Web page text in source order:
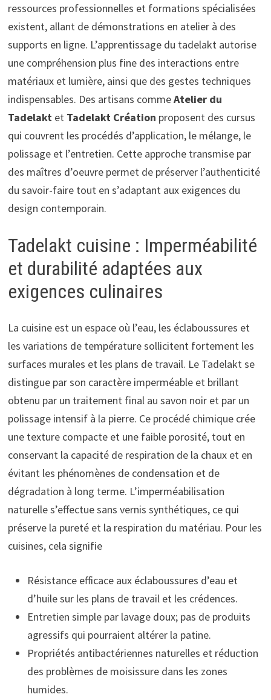
ressources professionnelles et formations spécialisées
existent, allant de démonstrations en atelier à des
supports en ligne. L’apprentissage du tadelakt autorise
une compréhension plus fine des interactions entre
matériaux et lumière, ainsi que des gestes techniques
indispensables. Des artisans commeAtelier du
Tadelaktet Tadelakt Création proposent des cursus
qui couvrent les procédés d’application, le mélange, le
polissage et l’entretien. Cette approche transmise par
des maîtres d’oeuvre permet de préserver l’authenticité
du savoir-faire tout en s’adaptant aux exigences du
design contemporain.
Tadelakt cuisine : Imperméabilité
et durabilité adaptées aux
exigences culinaires
La cuisine est un espace où l’eau, les éclaboussures et
les variations de température sollicitent fortement les
surfaces murales et les plans de travail. Le Tadelakt se
distingue par son caractère imperméable et brillant
obtenu par un traitement final au savon noir et par un
polissage intensif à la pierre. Ce procédé chimique crée
une texture compacte et une faible porosité, tout en
conservant la capacité de respiration de la chaux et en
évitant les phénomènes de condensation et de
dégradation à long terme. L’imperméabilisation
naturelle s’effectue sans vernis synthétiques, ce qui
préserve la pureté et la respiration du matériau. Pour les
cuisines, cela signifie
Résistance efficace aux éclaboussures d’eau et
d’huile sur les plans de travail et les crédences.
Entretien simple par lavage doux; pas de produits
agressifs qui pourraient altérer la patine.
Propriétés antibactériennes naturelles et réduction
des problèmes de moisissure dans les zones
humides.